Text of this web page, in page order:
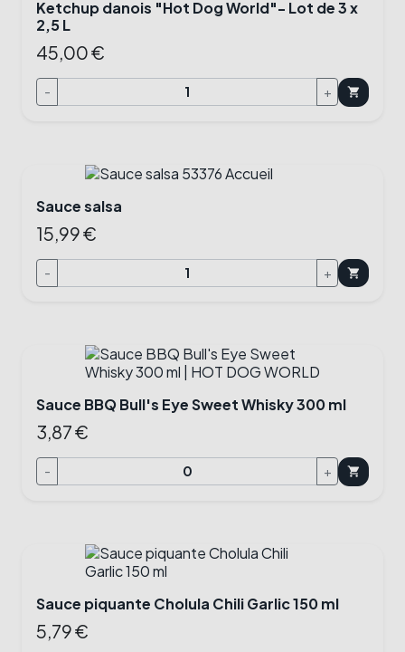
Ketchup danois "Hot Dog World"- Lot de 3 x
2,5 L
45,00 €
- + shopping_cart
Sauce salsa
15,99 €
- + shopping_cart
Sauce BBQ Bull's Eye Sweet Whisky 300 ml
3,87 €
- + shopping_cart
Sauce piquante Cholula Chili Garlic 150 ml
5,79 €